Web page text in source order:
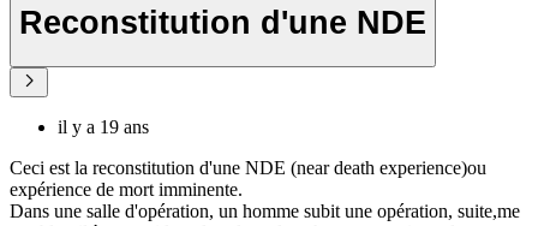
Reconstitution d'une NDE
il y a 19 ans
Ceci est la reconstitution d'une NDE (near death experience)ou
expérience de mort imminente.
Dans une salle d'opération, un homme subit une opération, suite,me